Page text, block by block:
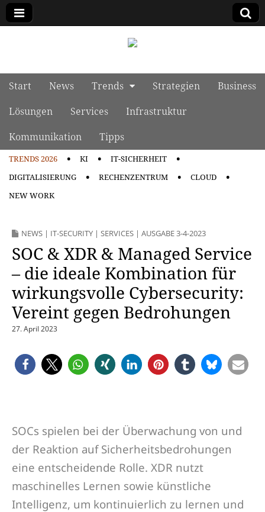
Main menu
Skip to content
Start News Trends Strategien
Business
Lösungen
Services
Infrastruktur
Kommunikation
Tipps
TRENDS 2026 KI
IT-SICHERHEIT
DIGITALISIERUNG
RECHENZENTRUM
CLOUD
NEW WORK
NEWS | IT-SECURITY | SERVICES | AUSGABE 3-4-2023
SOC & XDR & Managed Service
– die ideale Kombination für
wirkungsvolle Cybersecurity:
Vereint gegen Bedrohungen
27. April 2023
SOCs spielen bei der Überwachung von und
der Reaktion auf Sicherheitsbedrohungen
eine entscheidende Rolle. XDR nutzt
maschinelles Lernen sowie künstliche
Intelligenz, um kontinuierlich zu lernen und